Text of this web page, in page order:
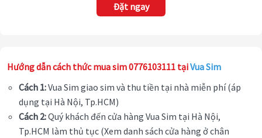
Đặt ngay
Hướng dẫn cách thức mua sim 0776103111 tạiVua Sim
Cách 1:Vua Sim giao sim và thu tiền tại nhà miễn phí (áp
dụng tại Hà Nội, Tp.HCM)
Cách 2:Quý khách đến cửa hàng Vua Sim tại Hà Nội,
Tp.HCM làm thủ tục (Xem danh sách cửa hàng ở chân